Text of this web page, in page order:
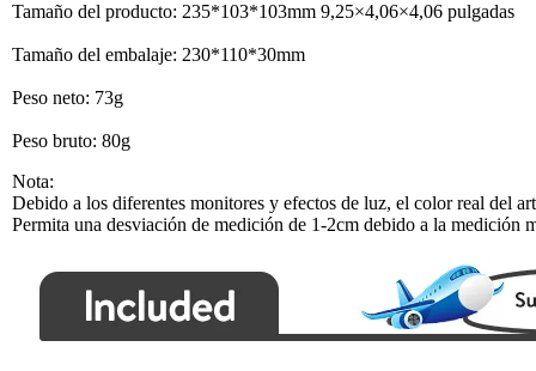
Tamaño del producto: 235*103*103mm 9,25×4,06×4,06 pulgadas
Tamaño del embalaje: 230*110*30mm
Peso neto: 73g
Peso bruto: 80g
Nota:
Debido a los diferentes monitores y efectos de luz, el color real del
Permita una desviación de medición de 1-2cm debido a la medición